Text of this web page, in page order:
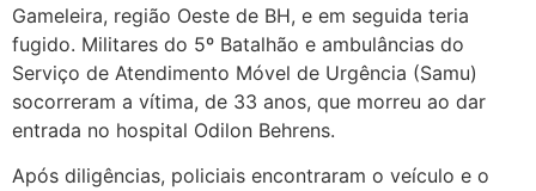
Gameleira, região Oeste de BH, e em seguida teria
fugido. Militares do 5º Batalhão e ambulâncias do
Serviço de Atendimento Móvel de Urgência (Samu)
socorreram a vítima, de 33 anos, que morreu ao dar
entrada no hospital Odilon Behrens.
Após diligências, policiais encontraram o veículo e o